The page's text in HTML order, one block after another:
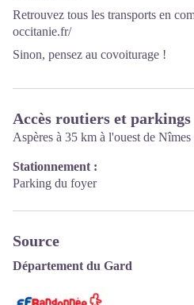
Retrouvez tous les transports en
occitanie.fr/
Sinon, pensez au covoiturage !
Accès routiers et parkings
Aspères à 35 km à l'ouest de
Stationnement :
Parking du foyer
Source
Département du Gard